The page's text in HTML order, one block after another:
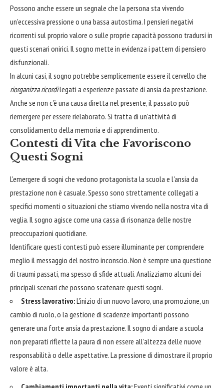
Possono anche essere un segnale che la persona sta vivendo
un'eccessiva pressione o una bassa autostima. I pensieri negativi
ricorrenti sul proprio valore o sulle proprie capacità possono tradursi in
questi scenari onirici. Il sogno mette in evidenza i pattern di pensiero
disfunzionali.
In alcuni casi, il sogno potrebbe semplicemente essere il cervello che
riorganizza ricordilegati a esperienze passate di ansia da prestazione.
Anche se non c'è una causa diretta nel presente, il passato può
riemergere per essere rielaborato. Si tratta di un'attività di
consolidamento della memoria e di apprendimento.
Contesti di Vita che Favoriscono
Questi Sogni
L'emergere di sogni che vedono protagonista la scuola e l'ansia da
prestazione non è casuale. Spesso sono strettamente collegati a
specifici momenti o situazioni che stiamo vivendo nella nostra vita di
veglia. Il sogno agisce come una cassa di risonanza delle nostre
preoccupazioni quotidiane.
Identificare questi contesti può essere illuminante per comprendere
meglio il messaggio del nostro inconscio. Non è sempre una questione
di traumi passati, ma spesso di sfide attuali. Analizziamo alcuni dei
principali scenari che possono scatenare questi sogni.
Stress lavorativo:L'inizio di un nuovo lavoro, una promozione, un
cambio di ruolo, o la gestione di scadenze importanti possono
generare una forte ansia da prestazione. Il sogno di andare a scuola
non preparati riflette la paura di non essere all'altezza delle nuove
responsabilità o delle aspettative. La pressione di dimostrare il proprio
valore è alta.